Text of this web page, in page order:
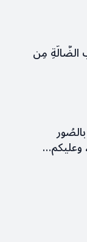
الضَّالَّةِ مِن
وعليكم…